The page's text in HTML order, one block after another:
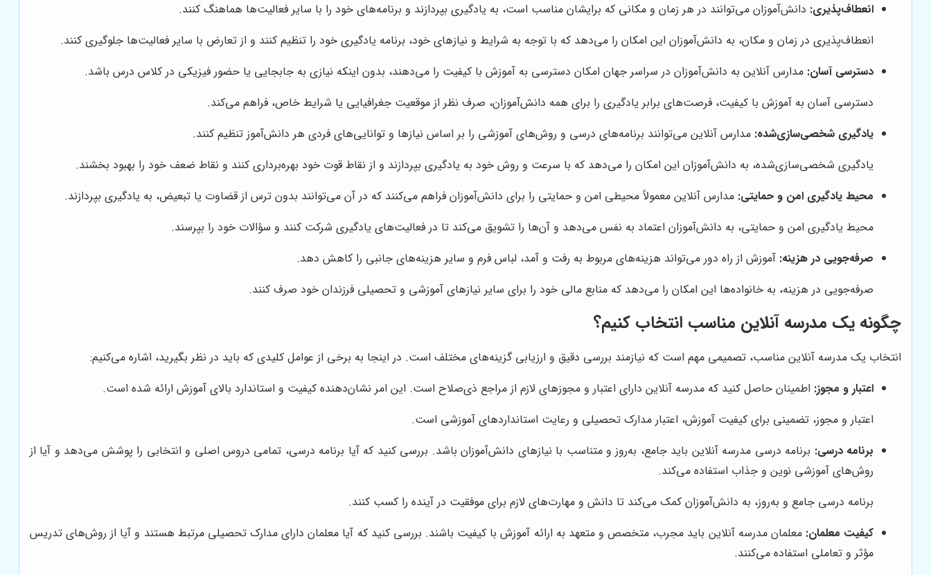
انعطاف‌پذیری: دانش‌آموزان می‌توانند در هر زمان و مکانی که برایشان مناسب است، به یادگیری بپردازند و برنامه‌های خود را با سایر فعالیت‌ها هماهنگ کنند.
انعطاف‌پذیری در زمان و مکان، به دانش‌آموزان این امکان را می‌دهد که با توجه به شرایط و نیازهای خود، برنامه یادگیری خود را تنظیم کنند و از تعارض با سایر فعالیت‌ها جلوگیری کنند.
دسترسی آسان: مدارس آنلاین به دانش‌آموزان در سراسر جهان امکان دسترسی به آموزش با کیفیت را می‌دهند، بدون اینکه نیازی به جابجایی یا حضور فیزیکی در کلاس درس باشد.
دسترسی آسان به آموزش با کیفیت، فرصت‌های برابر یادگیری را برای همه دانش‌آموزان، صرف نظر از موقعیت جغرافیایی یا شرایط خاص، فراهم می‌کند.
یادگیری شخصی‌سازی‌شده: مدارس آنلاین می‌توانند برنامه‌های درسی و روش‌های آموزشی را بر اساس نیازها و توانایی‌های فردی هر دانش‌آموز تنظیم کنند.
یادگیری شخصی‌سازی‌شده، به دانش‌آموزان این امکان را می‌دهد که با سرعت و روش خود به یادگیری بپردازند و از نقاط قوت خود بهره‌برداری کنند و نقاط ضعف خود را بهبود بخشند.
محیط یادگیری امن و حمایتی: مدارس آنلاین معمولاً محیطی امن و حمایتی را برای دانش‌آموزان فراهم می‌کنند که در آن می‌توانند بدون ترس از قضاوت یا تبعیض، به یادگیری بپردازند.
محیط یادگیری امن و حمایتی، به دانش‌آموزان اعتماد به نفس می‌دهد و آن‌ها را تشویق می‌کند تا در فعالیت‌های یادگیری شرکت کنند و سؤالات خود را بپرسند.
صرفه‌جویی در هزینه: آموزش از راه دور می‌تواند هزینه‌های مربوط به رفت و آمد، لباس فرم و سایر هزینه‌های جانبی را کاهش دهد.
صرفه‌جویی در هزینه، به خانواده‌ها این امکان را می‌دهد که منابع مالی خود را برای سایر نیازهای آموزشی و تحصیلی فرزندان خود صرف کنند.
چگونه یک مدرسه آنلاین مناسب انتخاب کنیم؟
انتخاب یک مدرسه آنلاین مناسب، تصمیمی مهم است که نیازمند بررسی دقیق و ارزیابی گزینه‌های مختلف است. در اینجا به برخی از عوامل کلیدی که باید در نظر بگیرید، اشاره می‌کنیم:
اعتبار و مجوز: اطمینان حاصل کنید که مدرسه آنلاین دارای اعتبار و مجوزهای لازم از مراجع ذی‌صلاح است. این امر نشان‌دهنده کیفیت و استاندارد بالای آموزش ارائه شده است.
اعتبار و مجوز، تضمینی برای کیفیت آموزش، اعتبار مدارک تحصیلی و رعایت استانداردهای آموزشی است.
برنامه درسی: برنامه درسی مدرسه آنلاین باید جامع، به‌روز و متناسب با نیازهای دانش‌آموزان باشد. بررسی کنید که آیا برنامه درسی، تمامی دروس اصلی و انتخابی را پوشش می‌دهد و آیا از
روش‌های آموزشی نوین و جذاب استفاده می‌کند.
برنامه درسی جامع و به‌روز، به دانش‌آموزان کمک می‌کند تا دانش و مهارت‌های لازم برای موفقیت در آینده را کسب کنند.
کیفیت معلمان: معلمان مدرسه آنلاین باید مجرب، متخصص و متعهد به ارائه آموزش با کیفیت باشند. بررسی کنید که آیا معلمان دارای مدارک تحصیلی مرتبط هستند و آیا از روش‌های تدریس
مؤثر و تعاملی استفاده می‌کنند.